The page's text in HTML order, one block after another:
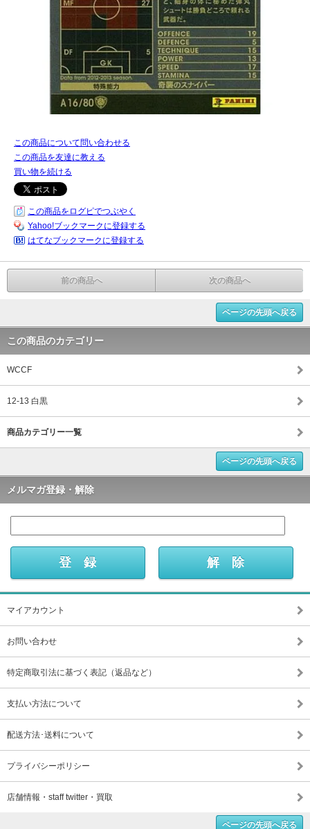
この商品について問い合わせる
この商品を友達に教える
買い物を続ける
この商品をログピでつぶやく
Yahoo!ブックマークに登録する
はてなブックマークに登録する
前の商品へ 次の商品へ
ページの先頭へ戻る
この商品のカテゴリー
WCCF
12-13 白黒
商品カテゴリー一覧
ページの先頭へ戻る
メルマガ登録・解除
マイアカウント
お問い合わせ
特定商取引法に基づく表記（返品など）
支払い方法について
配送方法･送料について
プライバシーポリシー
店舗情報・staff twitter・買取
ページの先頭へ戻る